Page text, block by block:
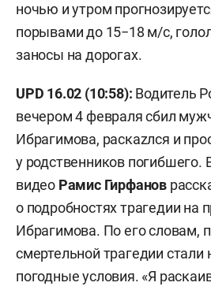
ночью и утром
порывами до 15−18 м/с,
заносы на дорогах.
UPD 16.02 (10:58): Водитель
вечером 4 февраля сбил
Ибрагимова, раскаzлся и
у родственников погибшего.
видео Рамис Гирфанов
о подробностях трагедии на
Ибрагимова. По его словам,
смертельной трагедии
погодные условия. «Я